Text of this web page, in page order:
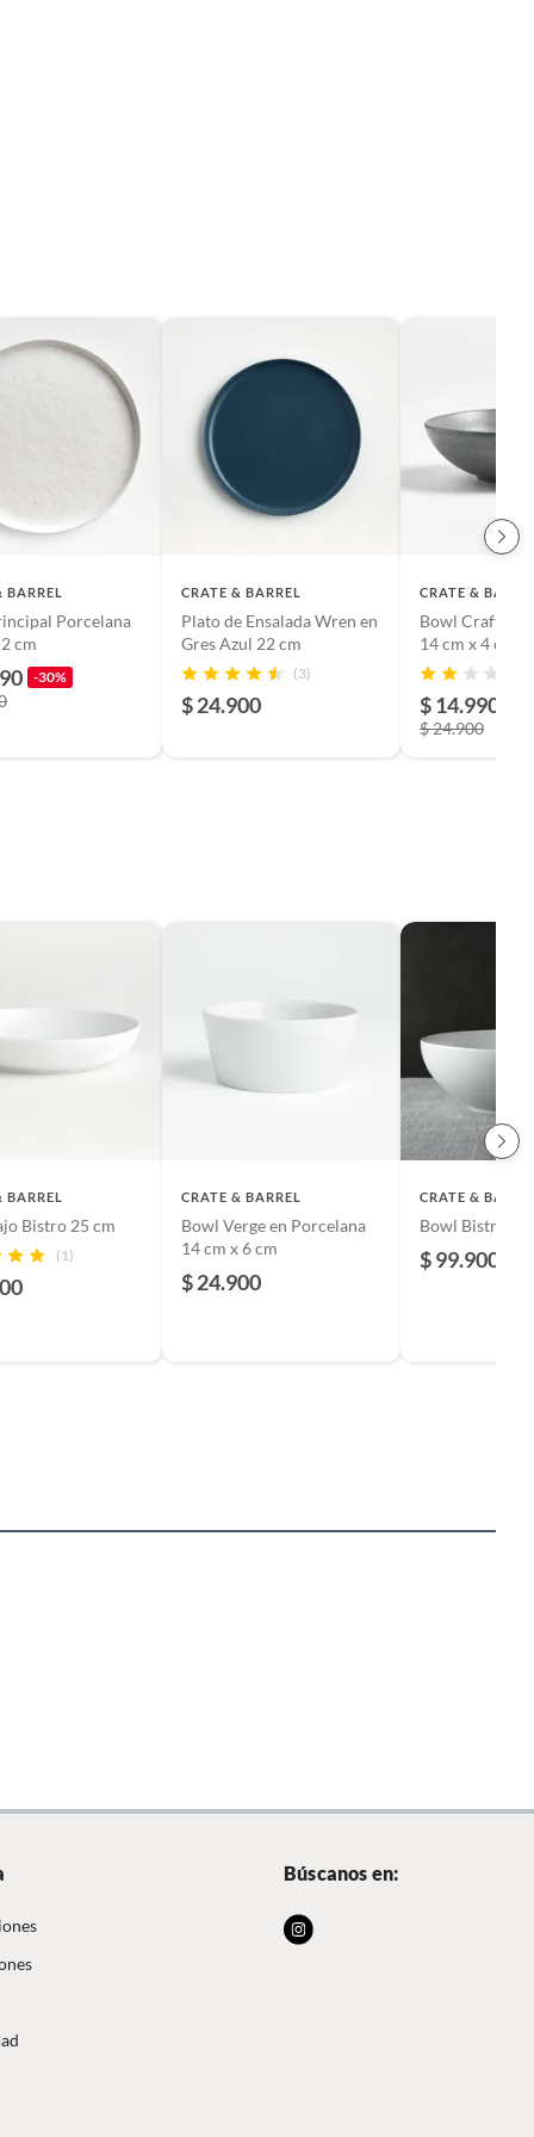
BARREL
Porcelana
cm
-30%
CRATE & BARREL
Plato de Ensalada Wren en
Gres Azul 22 cm
(3)
$ 24.900
CRATE &
Bowl Craft
14 cm x 4 cm
$ 14.990
$ 24.900
BARREL
Bistro 25 cm
(1)
CRATE & BARREL
Bowl Verge en Porcelana
14 cm x 6 cm
$ 24.900
CRATE &
Bowl Bistro de
$ 99.900
Búscanos en: